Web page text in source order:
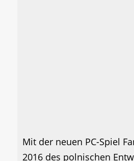
Mit der neuen PC-Spiel
2016 des polnischen